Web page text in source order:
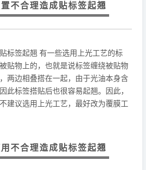
不合理造成贴标签起翘
标签起翘 有一些选用上光工艺的标
贴物上的，也就是说标签缠绕被贴物
两边相叠搭在一起，由于光油本身含
此标签搭贴后也很容易起翘。因此，
建议选用上光工艺，最好改为覆膜工
不合理造成贴标签起翘